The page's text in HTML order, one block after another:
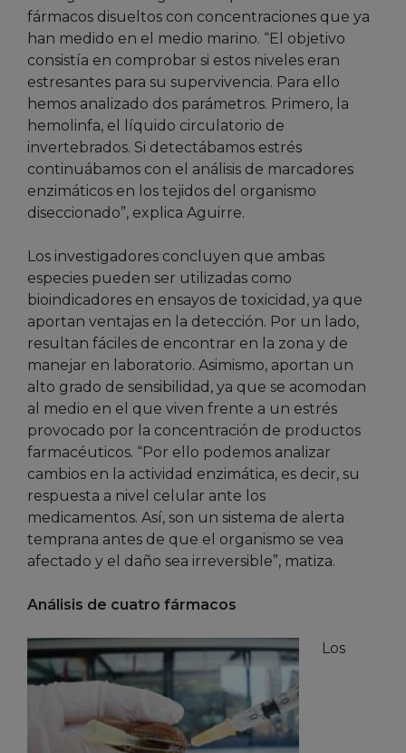
fármacos disueltos con concentraciones que ya
han medido en el medio marino. “El objetivo
consistía en comprobar si estos niveles eran
estresantes para su supervivencia. Para ello
hemos analizado dos parámetros. Primero, la
hemolinfa, el líquido circulatorio de
invertebrados. Si detectábamos estrés
continuábamos con el análisis de marcadores
enzimáticos en los tejidos del organismo
diseccionado”, explica Aguirre.
Los investigadores concluyen que ambas
especies pueden ser utilizadas como
bioindicadores en ensayos de toxicidad, ya que
aportan ventajas en la detección. Por un lado,
resultan fáciles de encontrar en la zona y de
manejar en laboratorio. Asimismo, aportan un
alto grado de sensibilidad, ya que se acomodan
al medio en el que viven frente a un estrés
provocado por la concentración de productos
farmacéuticos. “Por ello podemos analizar
cambios en la actividad enzimática, es decir, su
respuesta a nivel celular ante los
medicamentos. Así, son un sistema de alerta
temprana antes de que el organismo se vea
afectado y el daño sea irreversible”, matiza.
Análisis de cuatro fármacos
Los